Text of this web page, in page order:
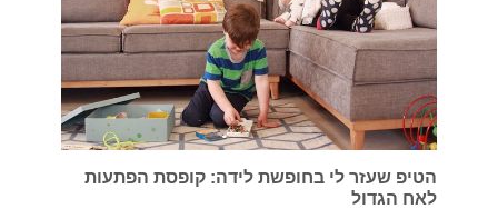
הטיפ שעזר לי בחופשת לידה: קופסת הפתעות
לאח הגדול